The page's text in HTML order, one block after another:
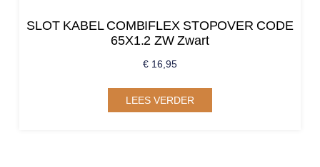
SLOT KABEL COMBIFLEX STOPOVER CODE
65X1.2 ZW Zwart
€ 16,95
LEES VERDER